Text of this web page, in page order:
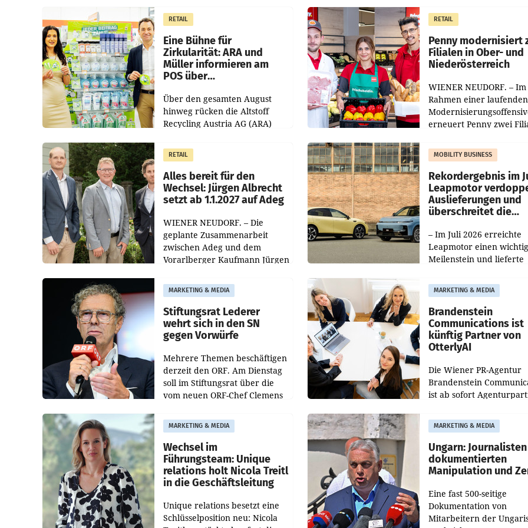
erwirtschaftet, was einem Plus
von 3,8 Prozent gegenüber
dem Vergleichszeitraum
gemacht und die
Markterwartung deutlich
übertroffen.
RETAIL
Eine Bühne für
Zirkularität: ARA und
Müller informieren am
POS über
Über den gesamten August
hinweg rücken die Altstoff
Recycling Austria AG (ARA)
Müller die Initiative „Kreislauf-
Helden“ in allen
österreichischen Müller-Filialen
RETAIL
Penny modernisiert
Filialen in Ober- und
Niederösterreich
WIENER NEUDORF. – Im
Rahmen einer laufenden
erneuert Penny zwei
Die beiden Standorte
Haag sowie im rund
RETAIL
Alles bereit für den
Wechsel: Jürgen Albrecht
setzt ab 1.1.2027 auf Adeg
WIENER NEUDORF. – Die
geplante Zusammenarbeit
zwischen Adeg und dem
Vorarlberger Kaufmann Jürgen
freigegeben: Die
Bundeswettbewerbsbehörde
und der Bundeskartellanwalt
MOBILITY BUSINESS
Rekordergebnis im
Leapmotor
Auslieferungen und
überschreitet die
– Im Juli 2026 erreichte
Leapmotor einen
Meilenstein und lieferte
aus, womit sich das
gegenüber Juli 2025
verdoppelte (+102
MARKETING & MEDIA
Stiftungsrat Lederer
wehrt sich in den SN
gegen Vorwürfe
Mehrere Themen beschäftigen
derzeit den ORF. Am Dienstag
soll im Stiftungsrat über die
vom neuen ORF-Chef Clemens
Besetzungen für die
Direktionen abgestimmt
werden.
MARKETING & MEDIA
Brandenstein
Communications ist
künftig Partner von
OtterlyAI
Die Wiener PR-Agentur
Brandenstein
ist ab sofort
Optimierungsplattform
OtterlyAI. Damit baut die
Agentur ihr
MARKETING & MEDIA
Wechsel im
Führungsteam: Unique
relations holt Nicola Treitl
in die Geschäftsleitung
Unique relations besetzt eine
Schlüsselposition neu: Nicola
MARKETING & MEDIA
Ungarn: Journalisten
dokumentierten
Manipulation und
Eine fast 500-seitige
Dokumentation von
Mitarbeitern der